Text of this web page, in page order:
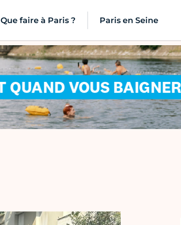
Que faire à Paris ? Paris en Seine